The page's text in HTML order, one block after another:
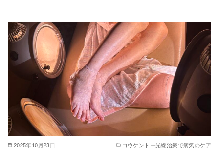
2025年10月23日 コウケントー光線治療で病気のケア